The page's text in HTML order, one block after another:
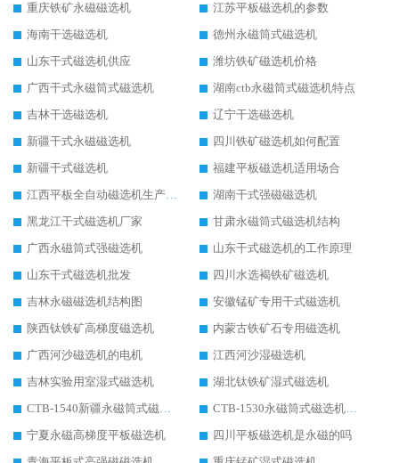
重庆铁矿永磁磁选机
江苏平板磁选机的参数
海南干选磁选机
德州永磁筒式磁选机
山东干式磁选机供应
潍坊铁矿磁选机价格
广西干式永磁筒式磁选机
湖南ctb永磁筒式磁选机特点
吉林干选磁选机
辽宁干选磁选机
新疆干式永磁磁选机
四川铁矿磁选机如何配置
新疆干式磁选机
福建平板磁选机适用场合
江西平板全自动磁选机生产厂家
湖南干式强磁磁选机
黑龙江干式磁选机厂家
甘肃永磁筒式磁选机结构
广西永磁筒式强磁选机
山东干式磁选机的工作原理
山东干式磁选机批发
四川水选褐铁矿磁选机
吉林永磁磁选机结构图
安徽锰矿专用干式磁选机
陕西钛铁矿高梯度磁选机
内蒙古铁矿石专用磁选机
广西河沙磁选机的电机
江西河沙湿磁选机
吉林实验用室湿式磁选机
湖北钛铁矿湿式磁选机
CTB-1540新疆永磁筒式磁选机
CTB-1530永磁筒式磁选机代理商
宁夏永磁高梯度平板磁选机
四川平板磁选机是永磁的吗